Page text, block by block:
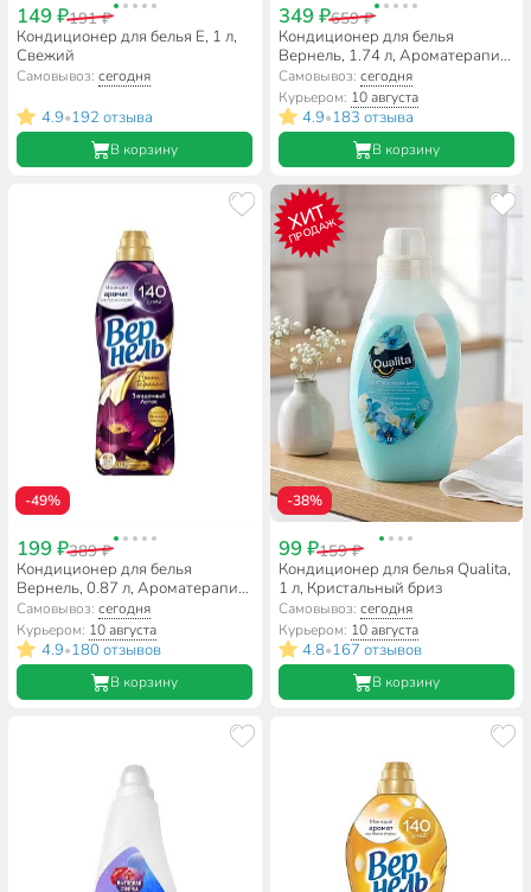
149 ₽191 ₽
Кондиционер для белья E, 1 л,
Свежий
Самовывоз:сегодня
4.9•192 отзыва
В корзину
349 ₽659 ₽
Кондиционер для белья
Вернель, 1.74 л, Ароматерапия
Пион и белый чай
Самовывоз: сегодня
Курьером: 10 августа
4.9•183 отзыва
В корзину
-49%
199 ₽389 ₽
Кондиционер для белья
Вернель, 0.87 л, Ароматерапия
Загадочный лотос
Самовывоз:сегодня
Курьером: 10 августа
4.9•180 отзывов
В корзину
ХИТ
ПРОДАЖ
-38%
99 ₽159 ₽
Кондиционер для белья Qualita,
1 л, Кристальный бриз
Самовывоз: сегодня
Курьером: 10 августа
4.8•167 отзывов
В корзину